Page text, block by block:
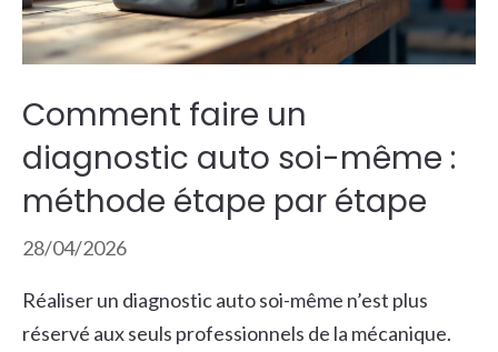
Comment faire un
diagnostic auto soi-même :
méthode étape par étape
28/04/2026
Réaliser un diagnostic auto soi-même n’est plus
réservé aux seuls professionnels de la mécanique.